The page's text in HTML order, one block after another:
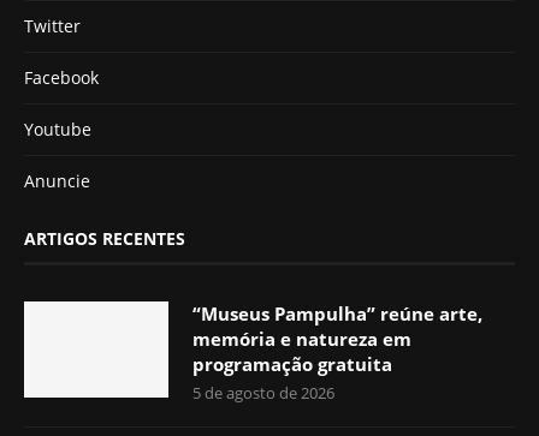
Twitter
Facebook
Youtube
Anuncie
ARTIGOS RECENTES
“Museus Pampulha” reúne arte,
memória e natureza em
programação gratuita
5 de agosto de 2026